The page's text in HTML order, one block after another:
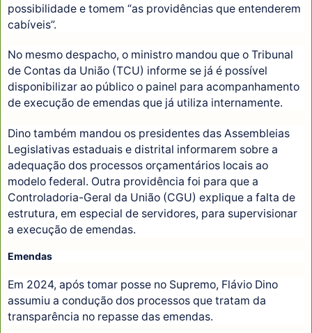
possibilidade e tomem “as providências que entenderem
cabíveis”.
No mesmo despacho, o ministro mandou que o Tribunal
de Contas da União (TCU) informe se já é possível
disponibilizar ao público o painel para acompanhamento
de execução de emendas que já utiliza internamente.
Dino também mandou os presidentes das Assembleias
Legislativas estaduais e distrital informarem sobre a
adequação dos processos orçamentários locais ao
modelo federal. Outra providência foi para que a
Controladoria-Geral da União (CGU) explique a falta de
estrutura, em especial de servidores, para supervisionar
a execução de emendas.
Emendas
Em 2024, após tomar posse no Supremo, Flávio Dino
assumiu a condução dos processos que tratam da
transparência no repasse das emendas.